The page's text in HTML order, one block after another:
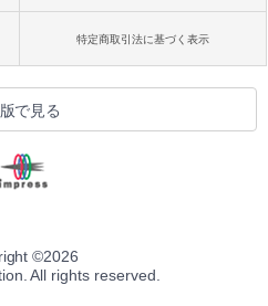
特定商取引法に基づく表示
で見る
©2026
All rights reserved.